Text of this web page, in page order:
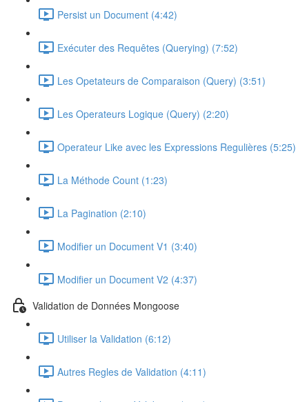
Persist un Document (4:42)
Exécuter des Requêtes (Querying) (7:52)
Les Opetateurs de Comparaison (Query) (3:51)
Les Operateurs Logique (Query) (2:20)
Operateur Like avec les Expressions Regulières (5:25)
La Méthode Count (1:23)
La Pagination (2:10)
Modifier un Document V1 (3:40)
Modifier un Document V2 (4:37)
Validation de Données Mongoose
Utiliser la Validation (6:12)
Autres Regles de Validation (4:11)